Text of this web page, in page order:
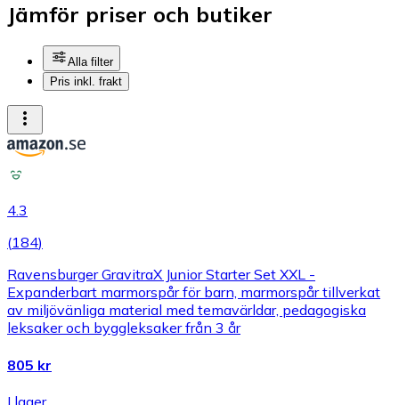
Jämför priser och butiker
Alla filter
Pris inkl. frakt
4.3
(184)
Ravensburger GravitraX Junior Starter Set XXL -
Expanderbart marmorspår för barn, marmorspår tillverkat
av miljövänliga material med temavärldar, pedagogiska
leksaker och byggleksaker från 3 år
805 kr
I lager